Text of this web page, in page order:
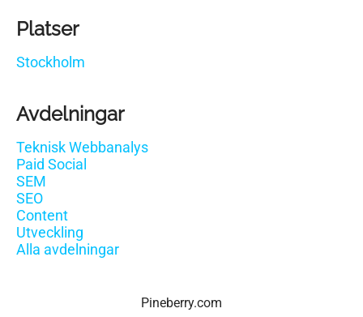
Platser
Stockholm
Avdelningar
Teknisk Webbanalys
Paid Social
SEM
SEO
Content
Utveckling
Alla avdelningar
Pineberry.com